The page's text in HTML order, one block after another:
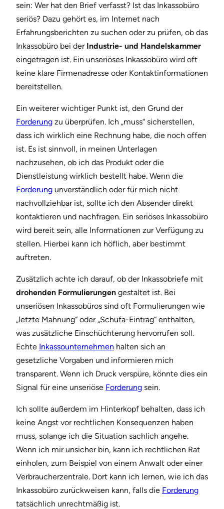
sein: Wer hat den Brief verfasst? Ist das Inkassobüro
seriös? Dazu gehört es, im Internet nach
Erfahrungsberichten zu suchen oder zu prüfen, ob das
Inkassobüro bei der Industrie- und Handelskammer
eingetragen ist. Ein unseriöses Inkassobüro wird oft
keine klare Firmenadresse oder Kontaktinformationen
bereitstellen.
Ein weiterer wichtiger Punkt ist, den Grund der
Forderung zu überprüfen. Ich „muss“ sicherstellen,
dass ich wirklich eine Rechnung habe, die noch offen
ist. Es ist sinnvoll, in meinen Unterlagen
nachzusehen, ob ich das Produkt oder die
Dienstleistung wirklich bestellt habe. Wenn die
Forderung unverständlich oder für mich nicht
nachvollziehbar ist, sollte ich den Absender direkt
kontaktieren und nachfragen. Ein seriöses Inkassobüro
wird bereit sein, alle Informationen zur Verfügung zu
stellen. Hierbei kann ich höflich, aber bestimmt
auftreten.
Zusätzlich achte ich darauf, ob der Inkassobriefe mit
drohenden Formulierungen gestaltet ist. Bei
unseriösen Inkassobüros sind oft Formulierungen wie
„letzte Mahnung“ oder „Schufa-Eintrag“ enthalten,
was zusätzliche Einschüchterung hervorrufen soll.
Echte Inkassounternehmen halten sich an
gesetzliche Vorgaben und informieren mich
transparent. Wenn ich Druck verspüre, könnte dies ein
Signal für eine unseriöse Forderung sein.
Ich sollte außerdem im Hinterkopf behalten, dass ich
keine Angst vor rechtlichen Konsequenzen haben
muss, solange ich die Situation sachlich angehe.
Wenn ich mir unsicher bin, kann ich rechtlichen Rat
einholen, zum Beispiel von einem Anwalt oder einer
Verbraucherzentrale. Dort kann ich lernen, wie ich das
Inkassobüro zurückweisen kann, falls die Forderung
tatsächlich unrechtmäßig ist.